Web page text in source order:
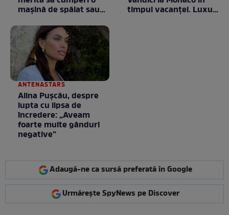
mașină de spălat sau timpul vacanței. Luxul
ANTENASTARS
Alina Pușcău, despre
lupta cu lipsa de
încredere: „Aveam
foarte multe gânduri
negative”
Adaugă-ne ca sursă preferată în Google
Urmărește SpyNews pe Discover